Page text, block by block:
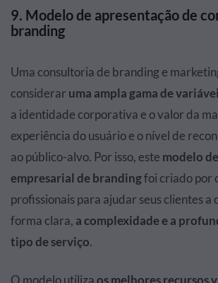
9. Modelo de apresentação de
branding
Uma consultoria de branding e
considerar uma ampla gama de
a identidade corporativa e o valor da
experiência do usuário e o nível de
ao público-alvo. Por isso, este modelo
empresarial de brandingfoi criado por
profissionais para ajudar seus clientes a
forma clara, a complexidade e a
tipo de serviço.
O modelo utilizaos melhores recursos